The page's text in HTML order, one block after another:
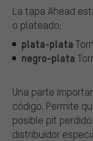
La tapa Ahead
o plateado:
plata-plata
negro-plata
Una parte
código. Permite
posible pit
distribuidor